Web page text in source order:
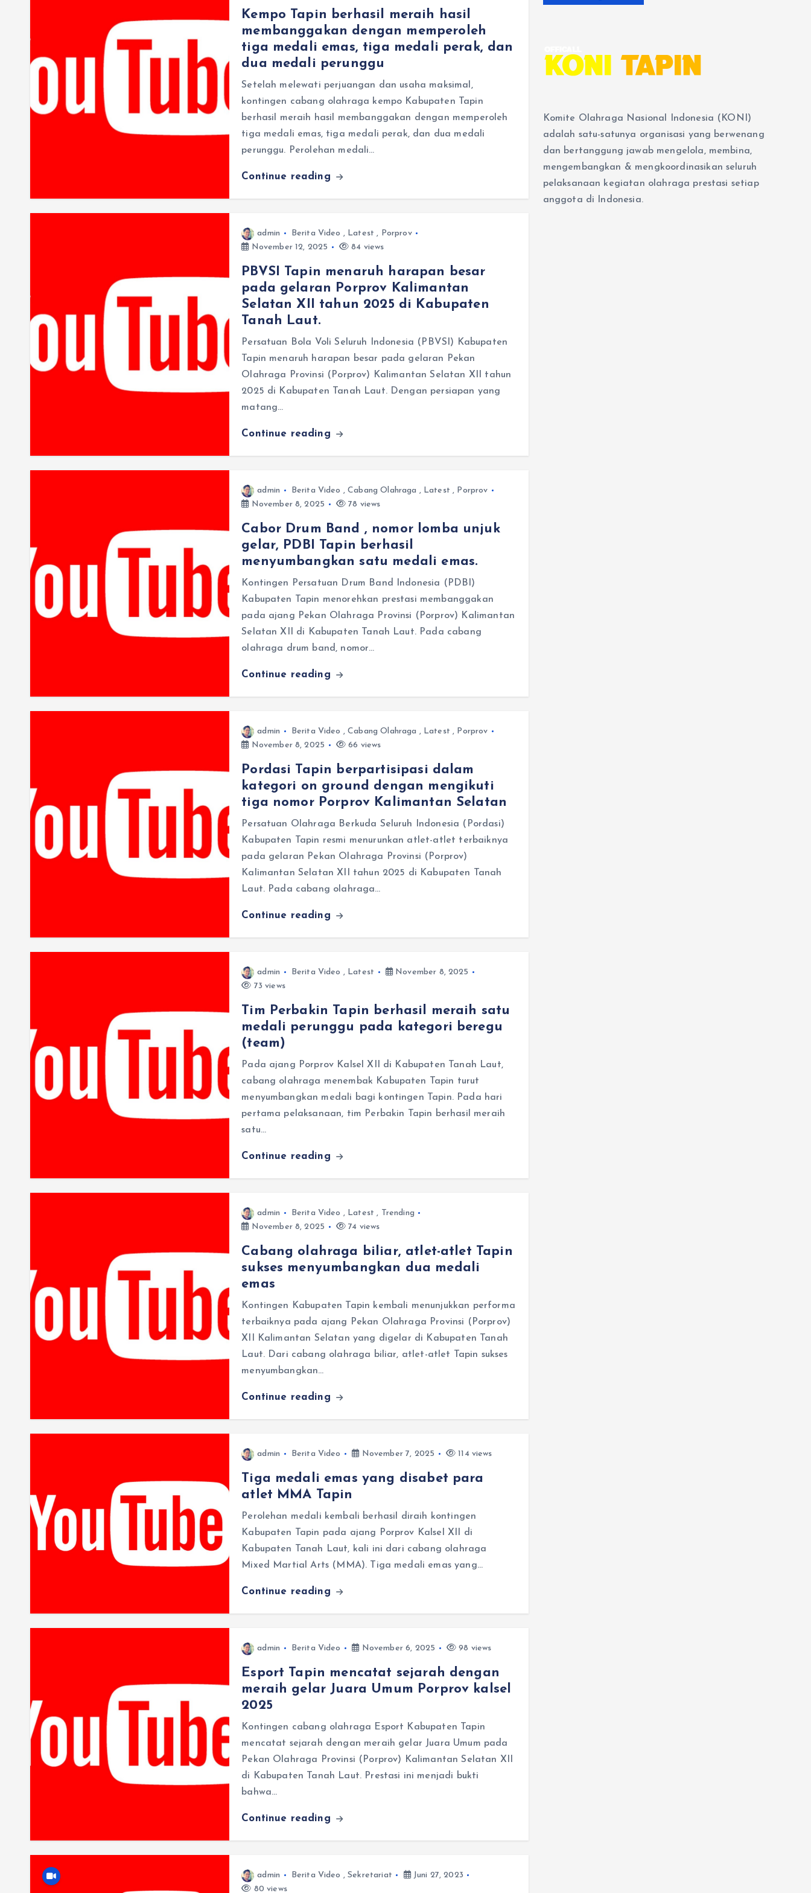
Kempo Tapin berhasil meraih hasil
membanggakan dengan memperoleh
tiga medali emas, tiga medali perak, dan
dua medali perunggu
Setelah melewati perjuangan dan usaha maksimal,
kontingen cabang olahraga kempo Kabupaten Tapin
berhasil meraih hasil membanggakan dengan memperoleh
tiga medali emas, tiga medali perak, dan dua medali
perunggu. Perolehan medali…
Continue reading
admin Berita Video , Latest , Porprov
November 12, 2025
84 views
PBVSI Tapin menaruh harapan besar
pada gelaran Porprov Kalimantan
Selatan XII tahun 2025 di Kabupaten
Tanah Laut.
Persatuan Bola Voli Seluruh Indonesia (PBVSI) Kabupaten
Tapin menaruh harapan besar pada gelaran Pekan
Olahraga Provinsi (Porprov) Kalimantan Selatan XII tahun
2025 di Kabupaten Tanah Laut. Dengan persiapan yang
matang…
Continue reading
admin Berita Video ,Cabang Olahraga , Latest , Porprov
November 8, 2025
78 views
Cabor Drum Band , nomor lomba unjuk
gelar, PDBI Tapin berhasil
menyumbangkan satu medali emas.
Kontingen Persatuan Drum Band Indonesia (PDBI)
Kabupaten Tapin menorehkan prestasi membanggakan
pada ajang Pekan Olahraga Provinsi (Porprov) Kalimantan
Selatan XII di Kabupaten Tanah Laut. Pada cabang
olahraga drum band, nomor…
Continue reading
admin Berita Video ,Cabang Olahraga , Latest , Porprov
November 8, 2025
66 views
Pordasi Tapin berpartisipasi dalam
kategori on ground dengan mengikuti
tiga nomor Porprov Kalimantan Selatan
Persatuan Olahraga Berkuda Seluruh Indonesia (Pordasi)
Kabupaten Tapin resmi menurunkan atlet-atlet terbaiknya
pada gelaran Pekan Olahraga Provinsi (Porprov)
Kalimantan Selatan XII tahun 2025 di Kabupaten Tanah
Laut. Pada cabang olahraga…
Continue reading
admin Berita Video , Latest
November 8, 2025
73 views
Tim Perbakin Tapin berhasil meraih satu
medali perunggu pada kategori beregu
(team)
Pada ajang Porprov Kalsel XII di Kabupaten Tanah Laut,
cabang olahraga menembak Kabupaten Tapin turut
menyumbangkan medali bagi kontingen Tapin. Pada hari
pertama pelaksanaan, tim Perbakin Tapin berhasil meraih
satu…
Continue reading
admin Berita Video , Latest , Trending
November 8, 2025
74 views
Cabang olahraga biliar, atlet-atlet Tapin
sukses menyumbangkan dua medali
emas
Kontingen Kabupaten Tapin kembali menunjukkan performa
terbaiknya pada ajang Pekan Olahraga Provinsi (Porprov)
XII Kalimantan Selatan yang digelar di Kabupaten Tanah
Laut. Dari cabang olahraga biliar, atlet-atlet Tapin sukses
menyumbangkan…
Continue reading
admin Berita Video November 7, 2025 114 views
Tiga medali emas yang disabet para
atlet MMA Tapin
Perolehan medali kembali berhasil diraih kontingen
Kabupaten Tapin pada ajang Porprov Kalsel XII di
Kabupaten Tanah Laut, kali ini dari cabang olahraga
Mixed Martial Arts (MMA). Tiga medali emas yang…
Continue reading
admin Berita Video November 6, 2025 98 views
Esport Tapin mencatat sejarah dengan
meraih gelar Juara Umum Porprov kalsel
2025
Kontingen cabang olahraga Esport Kabupaten Tapin
mencatat sejarah dengan meraih gelar Juara Umum pada
Pekan Olahraga Provinsi (Porprov) Kalimantan Selatan XII
di Kabupaten Tanah Laut. Prestasi ini menjadi bukti
bahwa…
Continue reading
admin Berita Video ,Sekretariat
Juni 27, 2023
80 views
Komite Olahraga Nasional Indonesia (KONI)
adalah satu-satunya organisasi yang berwenang
dan bertanggung jawab mengelola, membina,
mengembangkan & mengkoordinasikan seluruh
pelaksanaan kegiatan olahraga prestasi setiap
anggota di Indonesia.